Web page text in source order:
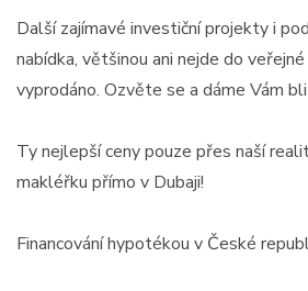
Další zajímavé investiční projekty i
nabídka, většinou ani nejde do
vyprodáno. Ozvěte se a dáme Vám
Ty nejlepší ceny pouze přes naší
makléřku přímo v Dubaji!
Financování hypotékou v České